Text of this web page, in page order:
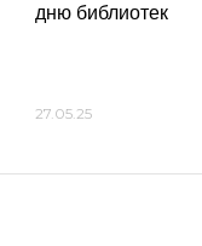
дню библиотек
27.05.25